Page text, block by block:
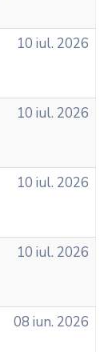
10 iul. 2026
10 iul. 2026
10 iul. 2026
10 iul. 2026
08 iun. 2026